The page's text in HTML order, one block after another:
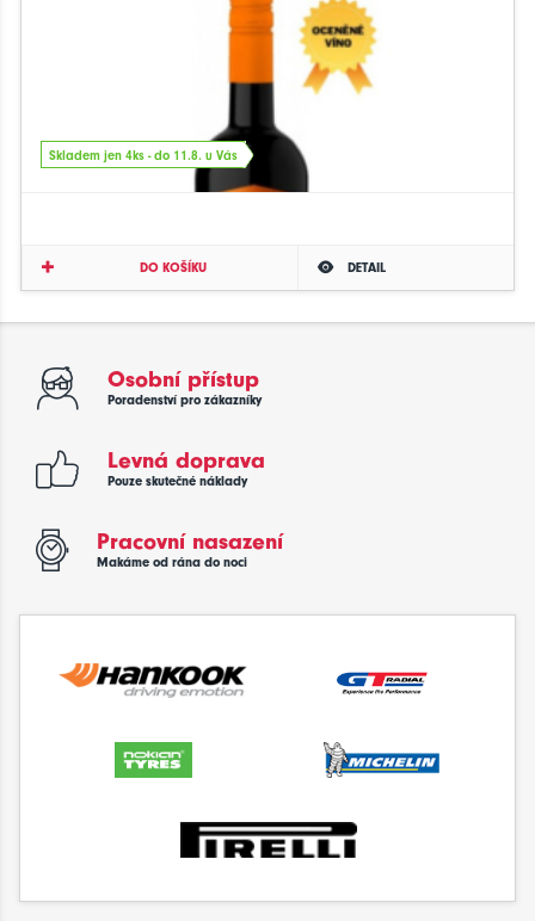
Skladem jen 4ks - do 11.8. u Vás
DO KOŠÍKU DETAIL
Osobní přístup
Poradenství pro zákazníky
Levná doprava
Pouze skutečné náklady
Pracovní nasazení
Makáme od rána do noci